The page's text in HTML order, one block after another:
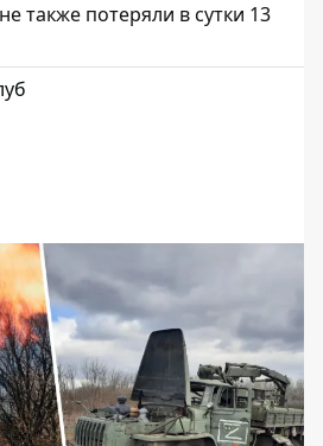
также потеряли в сутки 13